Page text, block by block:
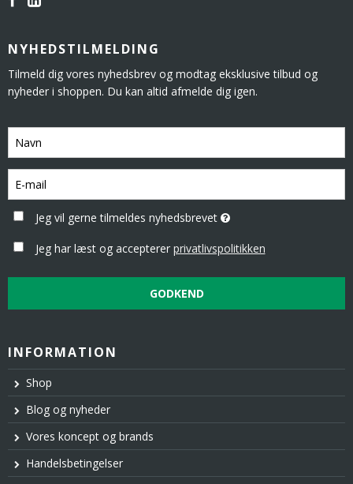
NYHEDSTILMELDING
Tilmeld dig vores nyhedsbrev og modtag eksklusive tilbud og
nyheder i shoppen. Du kan altid afmelde dig igen.
Jeg vil gerne tilmeldes nyhedsbrevet
Jeg har læst og accepterer privatlivspolitikken
GODKEND
INFORMATION
Shop
Blog og nyheder
Vores koncept og brands
Handelsbetingelser